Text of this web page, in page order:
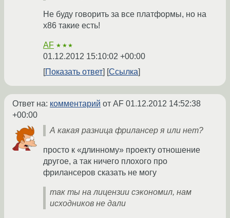
Не буду говорить за все платформы, но на
х86 такие есть!
AF ★★★
01.12.2012 15:10:02 +00:00
Показать ответ
Ссылка
Ответ на: комментарий от AF 01.12.2012 14:52:38
+00:00
А какая разница фрилансер я или нет?
просто к «длинному» проекту отношение
другое, а так ничего плохого про
фрилансеров сказать не могу
так ты на лицензии сэкономил, нам
исходников не дали